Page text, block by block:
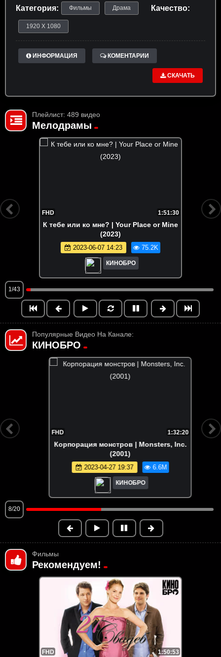
Категория: Фильмы Драма Качество:
1920 X 1080
ИНФОРМАЦИЯ КОМЕНТАРИИ
СКАЧАТЬ
Плейлист: 489 видео
Мелодрамы
FHD 1:51:30
К тебе или ко мне? | Your Place or Mine
(2023)
2023-06-07 14:23 75.2K
КИНОБРО
1/43
Популярные Видео На Канале:
КИНОБРО
FHD 1:32:20
Корпорация монстров | Monsters, Inc.
(2001)
2023-04-27 19:37 6.6M
КИНОБРО
8/20
Фильмы
Рекомендуем!
FHD 1:50:53